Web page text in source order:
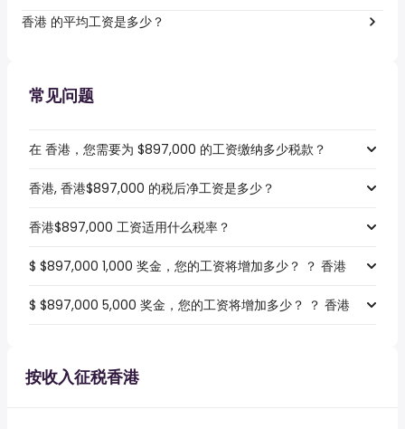
香港 的平均工资是多少？
常见问题
在 香港，您需要为 $897,000 的工资缴纳多少税款？
香港, 香港$897,000 的税后净工资是多少？
香港$897,000 工资适用什么税率？
$ $897,000 1,000 奖金，您的工资将增加多少？ ？ 香港
$ $897,000 5,000 奖金，您的工资将增加多少？ ？ 香港
按收入征税香港